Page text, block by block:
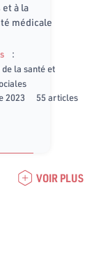
à la
médicale
:
de la santé et
2023
55 articles
VOIR PLUS